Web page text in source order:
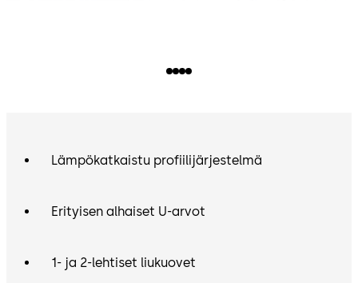
Lämpökatkaistu profiilijärjestelmä
Erityisen alhaiset U-arvot
1- ja 2-lehtiset liukuovet